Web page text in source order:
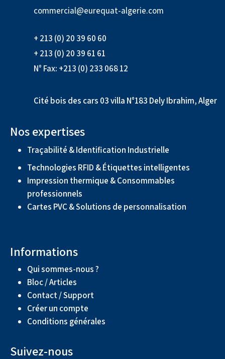
commercial@eurequat-algerie.com
+ 213 (0) 20 39 60 60
+ 213 (0) 20 39 61 61
N° Fax: +213 (0) 233 068 12
Cité bois des cars 03 villa N°183 Dely Ibrahim, Alger
Nos expertises
Traçabilité & Identification Industrielle
Technologies RFID & Étiquettes intelligentes
Impression thermique & Consommables
professionnels
Cartes PVC & Solutions de personnalisation
Informations
Qui sommes-nous ?
Bloc / Articles
Contact / Support
Créer un compte
Conditions générales
Suivez-nous